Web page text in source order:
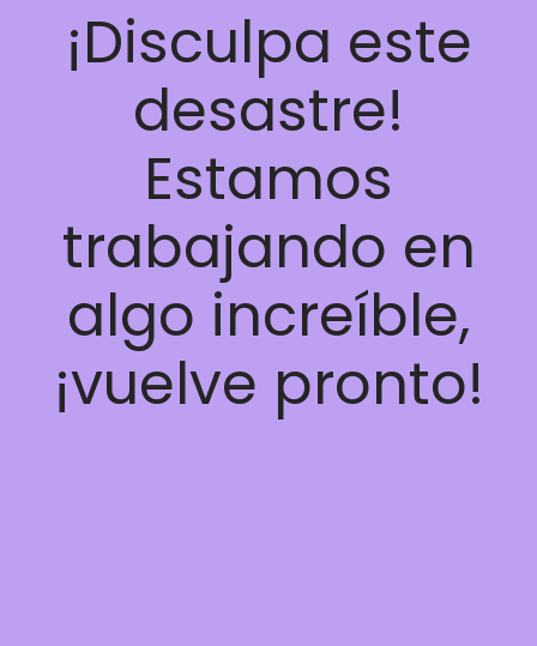
¡Disculpa este
desastre!
Estamos
trabajando en
algo increíble,
¡vuelve pronto!